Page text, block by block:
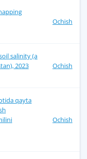
Ochish
salinity (a
2023
Ochish
qayta
Ochish